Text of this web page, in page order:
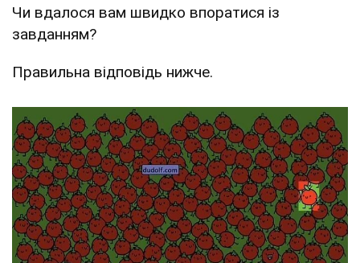
Чи вдалося вам швидко впоратися із
завданням?
Правильна відповідь нижче.